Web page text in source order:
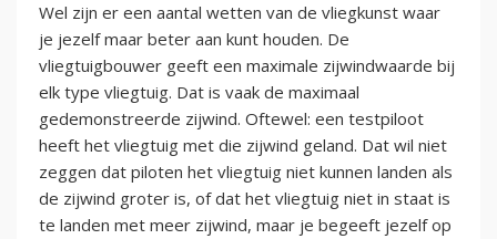
Wel zijn er een aantal wetten van de vliegkunst waar
je jezelf maar beter aan kunt houden. De
vliegtuigbouwer geeft een maximale zijwindwaarde bij
elk type vliegtuig. Dat is vaak de maximaal
gedemonstreerde zijwind. Oftewel: een testpiloot
heeft het vliegtuig met die zijwind geland. Dat wil niet
zeggen dat piloten het vliegtuig niet kunnen landen als
de zijwind groter is, of dat het vliegtuig niet in staat is
te landen met meer zijwind, maar je begeeft jezelf op